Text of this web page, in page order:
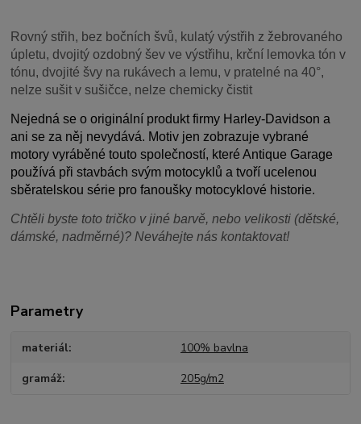
Rovný střih, bez bočních švů, kulatý výstřih z žebrovaného
úpletu, dvojitý ozdobný šev ve výstřihu, krční lemovka tón v
tónu, dvojité švy na rukávech a lemu, v pratelné na 40°,
nelze sušit v sušičce, nelze chemicky čistit
Nejedná se o originální produkt firmy Harley-Davidson a
ani se za něj nevydává. Motiv jen zobrazuje vybrané
motory vyráběné touto společností, které Antique Garage
používá při stavbách svým motocyklů a tvoří ucelenou
sběratelskou série pro fanoušky motocyklové historie.
Chtěli byste toto tričko v jiné barvě, nebo velikosti (dětské,
dámské, nadměrné)? Neváhejte nás kontaktovat!
Parametry
materiál 100% bavlna
gramáž 205g/m2